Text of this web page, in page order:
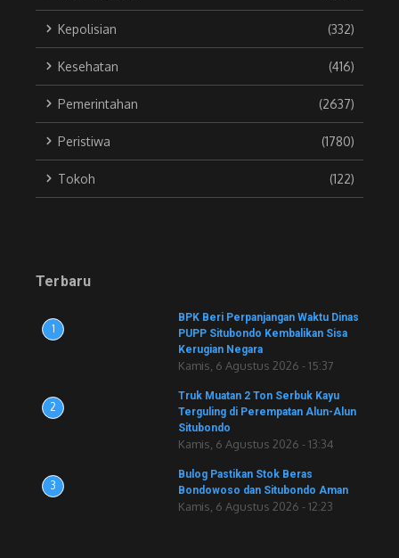
Kepolisian (332)
Kesehatan (416)
Pemerintahan (2637)
Peristiwa (1780)
Tokoh (122)
Terbaru
1
BPK Beri Perpanjangan Waktu Dinas
PUPP Situbondo Kembalikan Sisa
Kerugian Negara
Kamis, 6 Agustus 2026 - 15:37
2
Truk Muatan 2 Ton Serbuk Kayu
Terguling di Perempatan Alun-Alun
Situbondo
Kamis, 6 Agustus 2026 - 13:34
3
Bulog Pastikan Stok Beras
Bondowoso dan Situbondo Aman
Kamis, 6 Agustus 2026 - 12:23